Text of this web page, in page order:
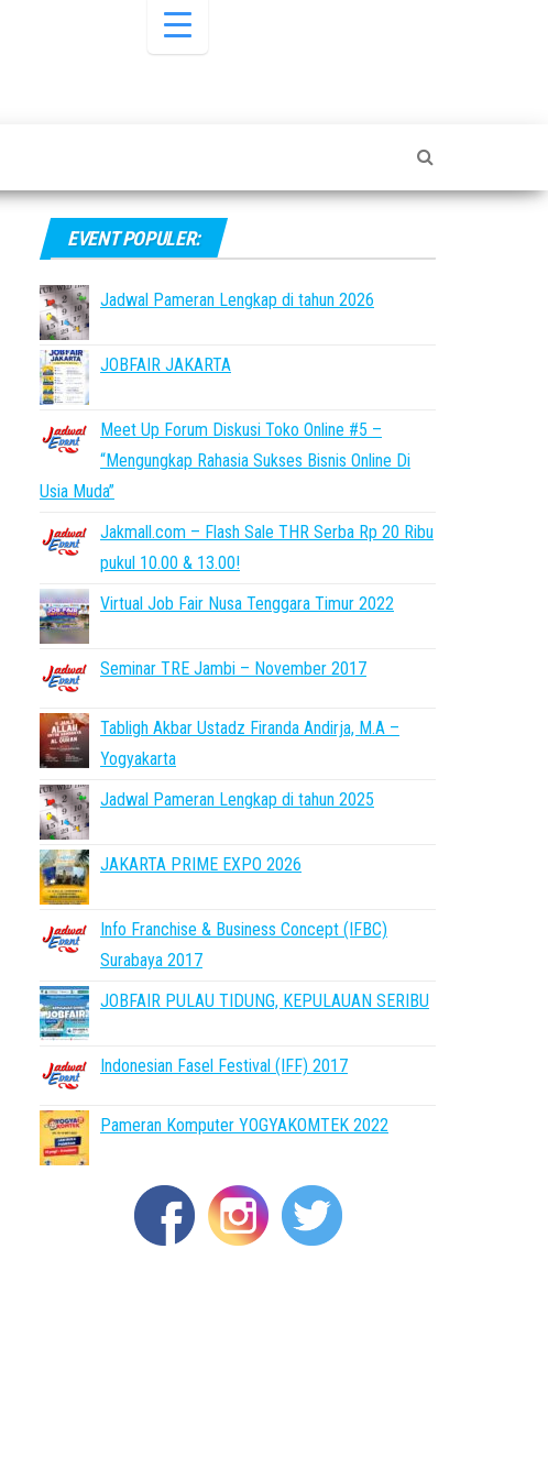
EVENT POPULER:
Jadwal Pameran Lengkap di tahun 2026
JOBFAIR JAKARTA
Meet Up Forum Diskusi Toko Online #5 –
“Mengungkap Rahasia Sukses Bisnis Online Di
Usia Muda”
Jakmall.com – Flash Sale THR Serba Rp 20 Ribu
pukul 10.00 & 13.00!
Virtual Job Fair Nusa Tenggara Timur 2022
Seminar TRE Jambi – November 2017
Tabligh Akbar Ustadz Firanda Andirja, M.A –
Yogyakarta
Jadwal Pameran Lengkap di tahun 2025
JAKARTA PRIME EXPO 2026
Info Franchise & Business Concept (IFBC)
Surabaya 2017
JOBFAIR PULAU TIDUNG, KEPULAUAN SERIBU
Indonesian Fasel Festival (IFF) 2017
Pameran Komputer YOGYAKOMTEK 2022